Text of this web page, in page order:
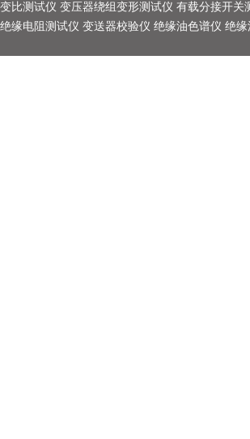
变比测试仪 变压器绕组变形测试仪 有载分接开关
绝缘电阻测试仪 变送器校验仪 绝缘油色谱仪 绝缘